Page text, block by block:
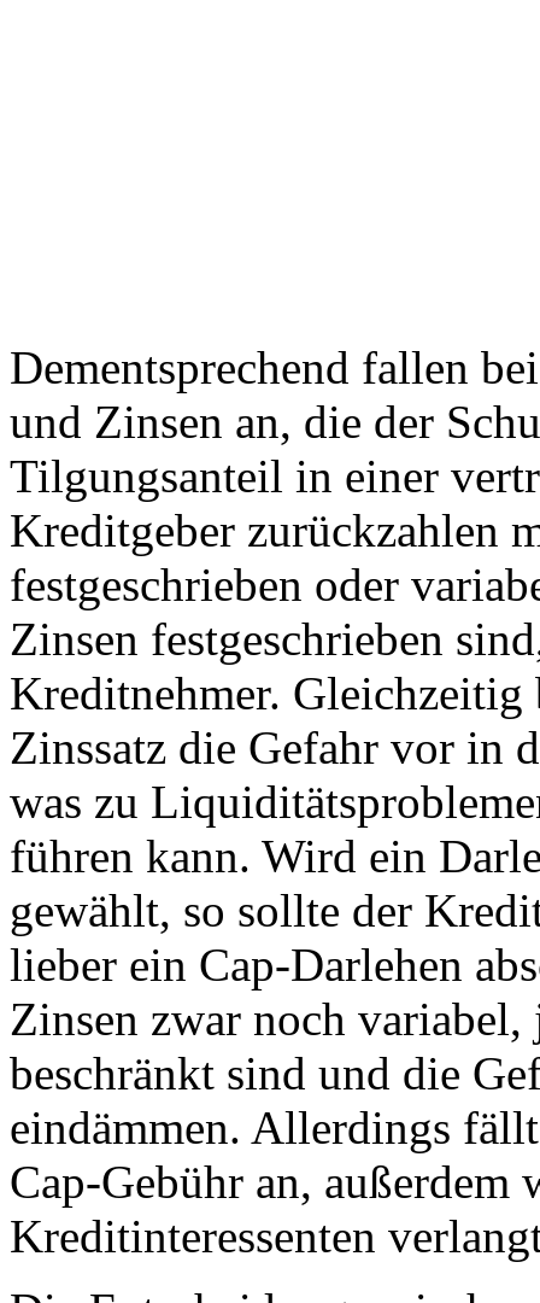
Dementsprechend fallen
und Zinsen an, die der
Tilgungsanteil in einer
Kreditgeber zurückzahlen
festgeschrieben oder
Zinsen festgeschrieben
Kreditnehmer. Gleichzeitig
Zinssatz die Gefahr vor in
was zu
führen kann. Wird ein
gewählt, so sollte der
lieber ein Cap-Darlehen
Zinsen zwar noch variabel,
beschränkt sind und die
eindämmen. Allerdings
Cap-Gebühr an,
Kreditinteressenten